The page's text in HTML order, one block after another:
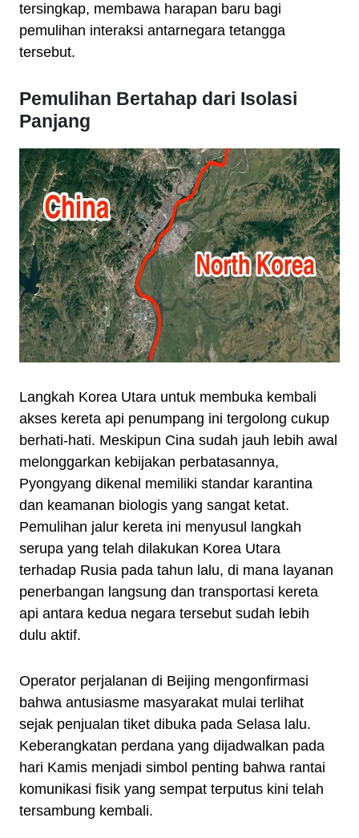
tersingkap, membawa harapan baru bagi
pemulihan interaksi antarnegara tetangga
tersebut.
Pemulihan Bertahap dari Isolasi
Panjang
Langkah Korea Utara untuk membuka kembali
akses kereta api penumpang ini tergolong cukup
berhati-hati. Meskipun Cina sudah jauh lebih awal
melonggarkan kebijakan perbatasannya,
Pyongyang dikenal memiliki standar karantina
dan keamanan biologis yang sangat ketat.
Pemulihan jalur kereta ini menyusul langkah
serupa yang telah dilakukan Korea Utara
terhadap Rusia pada tahun lalu, di mana layanan
penerbangan langsung dan transportasi kereta
api antara kedua negara tersebut sudah lebih
dulu aktif.
Operator perjalanan di Beijing mengonfirmasi
bahwa antusiasme masyarakat mulai terlihat
sejak penjualan tiket dibuka pada Selasa lalu.
Keberangkatan perdana yang dijadwalkan pada
hari Kamis menjadi simbol penting bahwa rantai
komunikasi fisik yang sempat terputus kini telah
tersambung kembali.